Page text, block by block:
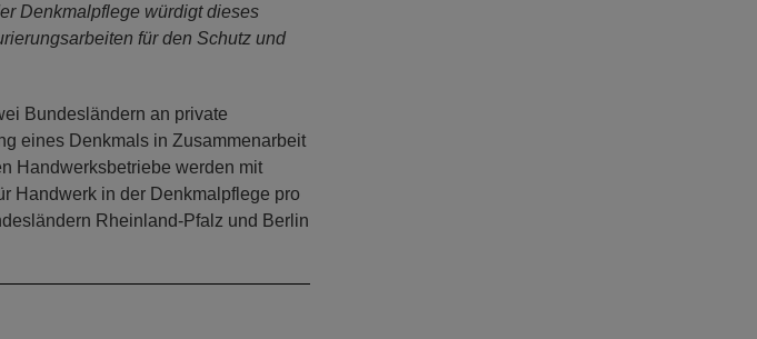
Denkmalpflege würdigt dieses
für den Schutz und
Bundesländern an private
eines Denkmals in Zusammenarbeit
Handwerksbetriebe werden mit
Handwerk in der Denkmalpflege pro
Rheinland-Pfalz und Berlin